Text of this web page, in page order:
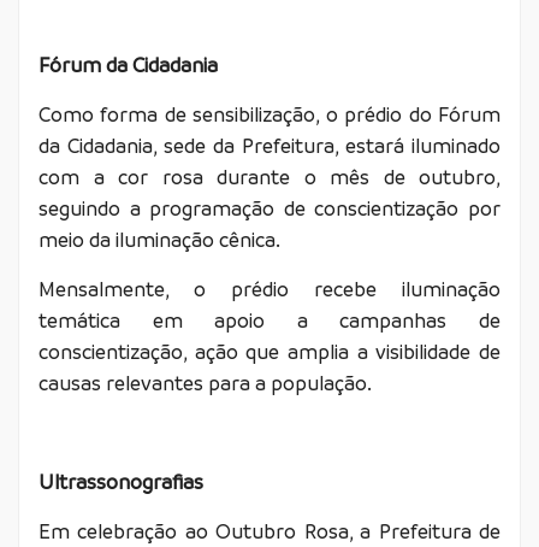
Fórum da Cidadania
Como forma de sensibilização, o prédio do Fórum
da Cidadania, sede da Prefeitura, estará iluminado
com a cor rosa durante o mês de outubro,
seguindo a programação de conscientização por
meio da iluminação cênica.
Mensalmente, o prédio recebe iluminação
temática em apoio a campanhas de
conscientização, ação que amplia a visibilidade de
causas relevantes para a população.
Ultrassonografias
Em celebração ao Outubro Rosa, a Prefeitura de